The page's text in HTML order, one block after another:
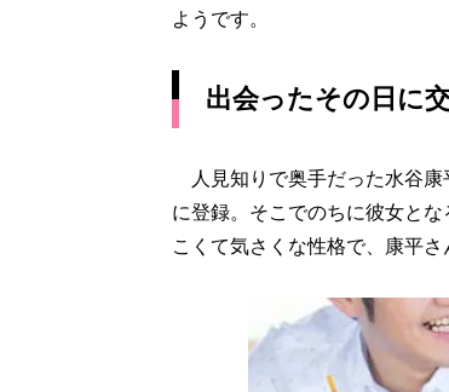
ようです。
出会ったその日に
人見知りで奥手だった水谷康
に登録。そこでのちに彼女と
こくて気さくな性格で、康平さ